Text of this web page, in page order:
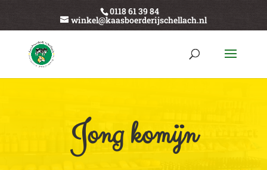
0118 61 39 84
winkel@kaasboerderijschellach.nl
Jong komijn